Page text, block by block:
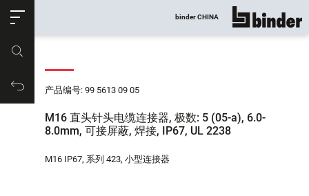
购物车
binder CHINA 显示所有
产品编号: 99 5613 09 05
M16 直头针头电缆连接器, 极数: 5 (05-a), 6.0-
8.0mm, 可接屏蔽, 焊接, IP67, UL 2238
M16 IP67, 系列 423, 小型连接器